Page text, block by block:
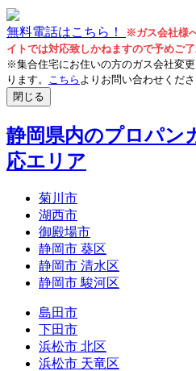
無料電話はこちら！
※ガス会社様
イトでは対応致しかねますので予めご了
※集合住宅にお住いの方のガス会社変
ります。
こちら よりお問い合わせくださ
閉じる
静岡県内のプロパン
応エリア
菊川市
湖西市
御殿場市
静岡市 葵区
静岡市 清水区
静岡市 駿河区
島田市
下田市
浜松市 北区
浜松市 天竜区